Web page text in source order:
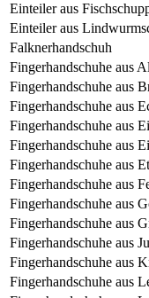
Einteiler aus
Einteiler aus
Falknerhandschuh
Fingerhandschuhe aus
Fingerhandschuhe aus
Fingerhandschuhe aus
Fingerhandschuhe aus
Fingerhandschuhe aus
Fingerhandschuhe aus
Fingerhandschuhe aus
Fingerhandschuhe aus
Fingerhandschuhe aus
Fingerhandschuhe aus
Fingerhandschuhe aus
Fingerhandschuhe aus